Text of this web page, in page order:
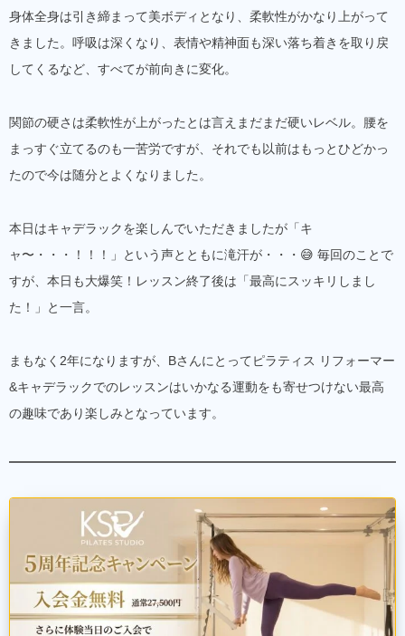
身体全身は引き締まって美ボディとなり、柔軟性がかなり上がって
きました。呼吸は深くなり、表情や精神面も深い落ち着きを取り戻
してくるなど、すべてが前向きに変化。
関節の硬さは柔軟性が上がったとは言えまだまだ硬いレベル。腰を
まっすぐ立てるのも一苦労ですが、それでも以前はもっとひどかっ
たので今は随分とよくなりました。
本日はキャデラックを楽しんでいただきましたが「キ
ャ〜・・・！！！」という声とともに滝汗が・・・😅 毎回のことで
すが、本日も大爆笑！レッスン終了後は「最高にスッキリしまし
た！」と一言。
まもなく2年になりますが、Bさんにとってピラティス リフォーマー
&キャデラックでのレッスンはいかなる運動をも寄せつけない最高
の趣味であり楽しみとなっています。